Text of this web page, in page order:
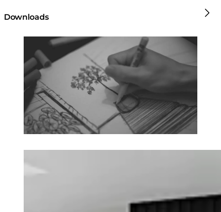
Downloads
Loading image...